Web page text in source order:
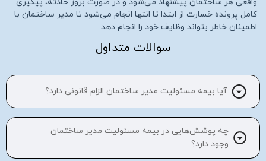
کامل پرونده خسارت از ابتدا تا انتها انجام می‌شود تا مدیر ساختمان با
اطمینان خاطر بتواند وظایف خود را انجام دهد.
سوالات متداول
آیا بیمه مسئولیت مدیر ساختمان الزام قانونی دارد؟
چه پوشش‌هایی در بیمه مسئولیت مدیر ساختمان
وجود دارد؟